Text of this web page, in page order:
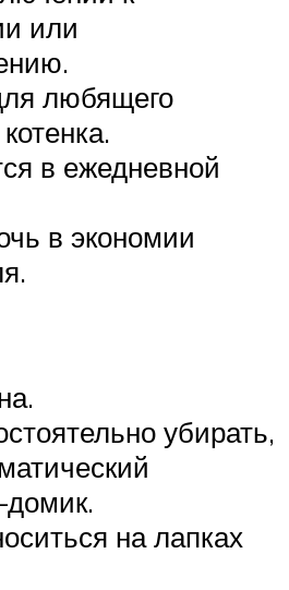
или
любящего
в ежедневной
в экономии
убирать,
на лапках